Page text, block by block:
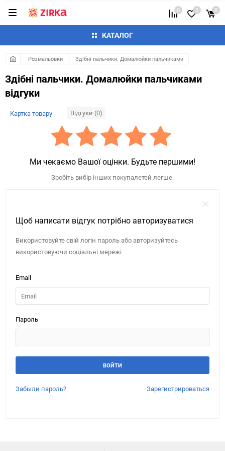
КАТАЛОГ
0 0 0
Розмальовки Здібні пальчики. Домалюйки пальчиками
Здібні пальчики. Домалюйки пальчиками
відгуки
Картка товару Відгуки (0)
Ми чекаємо Вашої оцінки. Будьте першими!
Зробіть вибір інших покупалетей легше.
Щоб написати відгук потрібно авторизуватися
Використовуйте свій логін пароль або авторизуйтесь
використовуючи соціальні мережі
Email
Пароль
Забыли пароль? Зарегистрироваться